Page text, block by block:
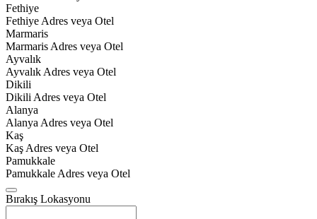
Fethiye
Fethiye Adres veya Otel
Marmaris
Marmaris Adres veya Otel
Ayvalık
Ayvalık Adres veya Otel
Dikili
Dikili Adres veya Otel
Alanya
Alanya Adres veya Otel
Kaş
Kaş Adres veya Otel
Pamukkale
Pamukkale Adres veya Otel
Bırakış Lokasyonu